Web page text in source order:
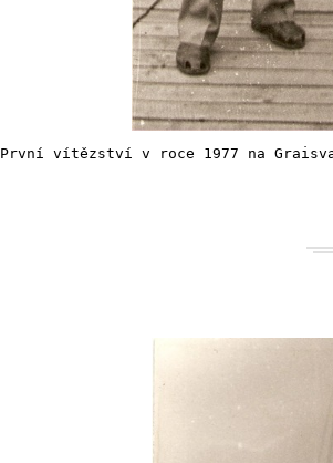
První vítězství v roce 1977 na